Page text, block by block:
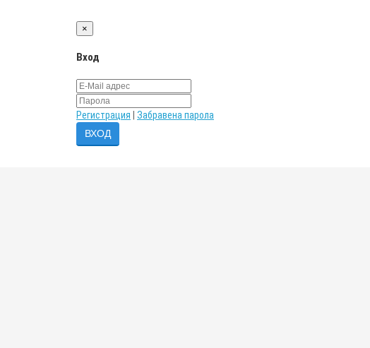
×
Вход
Регистрация Забравена парола